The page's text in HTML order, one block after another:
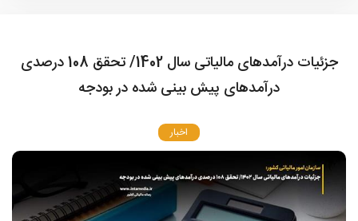
جزئیات درآمدهای مالیاتی سال 1402/ تحقق 108 درصدی
درآمدهای پیش بینی شده در بودجه
اخبار